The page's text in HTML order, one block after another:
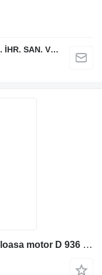
ANKAPAR İŞ MAK. YED. PAR. PAZ. İTH. İHR. SAN. VE TİC. LTD. ŞTİ.
Joint de culasse Garnitura de chiuloasa motor D 936 L A6 incarcator frontal pour matériel de TP Liebherr L 566